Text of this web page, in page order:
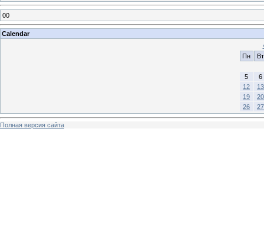
00
Calendar
Пн
Вт
5
6
12
13
19
20
26
27
Полная версия сайта